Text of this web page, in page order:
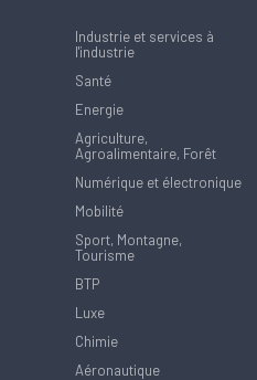
Industrie et services à
l'industrie
Santé
Energie
Agriculture,
Agroalimentaire, Forêt
Numérique et électronique
Mobilité
Sport, Montagne,
Tourisme
BTP
Luxe
Chimie
Aéronautique